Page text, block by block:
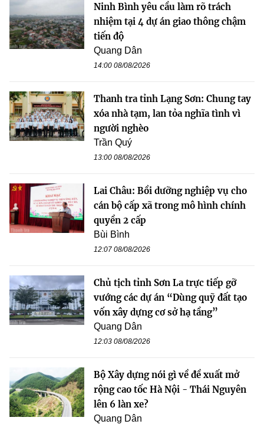
Ninh Bình yêu cầu làm rõ trách
nhiệm tại 4 dự án giao thông chậm
tiến độ
Quang Dân
14:00 08/08/2026
Thanh tra tỉnh Lạng Sơn: Chung tay
xóa nhà tạm, lan tỏa nghĩa tình vì
người nghèo
Trần Quý
13:00 08/08/2026
Lai Châu: Bồi dưỡng nghiệp vụ cho
cán bộ cấp xã trong mô hình chính
quyền 2 cấp
Bùi Bình
12:07 08/08/2026
Chủ tịch tỉnh Sơn La trực tiếp gỡ
vướng các dự án “Dùng quỹ đất tạo
vốn xây dựng cơ sở hạ tầng”
Quang Dân
12:03 08/08/2026
Bộ Xây dựng nói gì về đề xuất mở
rộng cao tốc Hà Nội - Thái Nguyên
lên 6 làn xe?
Quang Dân